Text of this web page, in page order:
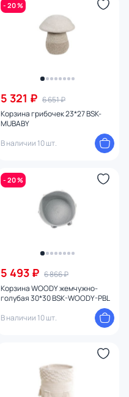
- 20 %
5 321 ₽ 6 651 ₽
Корзина грибочек 23*27 BSK-
MUBABY
В наличии 10 шт.
- 20 %
5 493 ₽ 6 866 ₽
Корзина WOODY жемчужно-
голубая 30*30 BSK-WOODY-PBL
В наличии 10 шт.